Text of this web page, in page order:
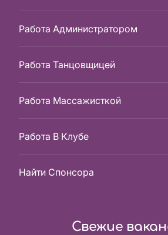
Работа Администратором
Работа Танцовщицей
Работа Массажисткой
Работа В Клубе
Найти Спонсора
Свежие